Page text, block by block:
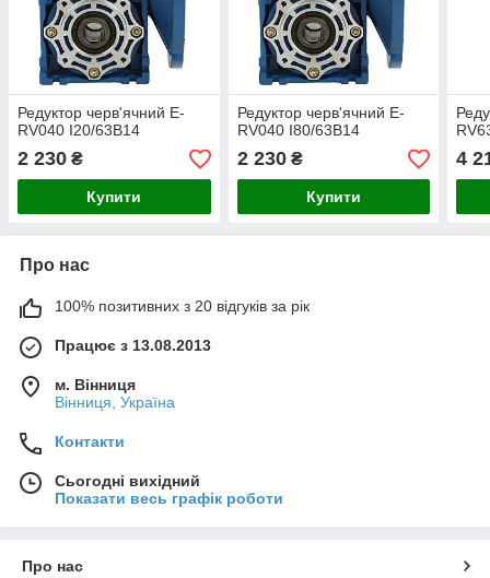
Редуктор черв'ячний E-
RV040 I20/63B14
2 230 ₴
Купити
Редуктор черв'ячний E-
RV040 I80/63B14
2 230₴
Купити
4
Про нас
100% позитивних з 20 відгуків за рік
Працює з 13.08.2013
м. Вінниця
Вінниця, Україна
Контакти
Сьогодні вихідний
Показати весь графік роботи
Про нас